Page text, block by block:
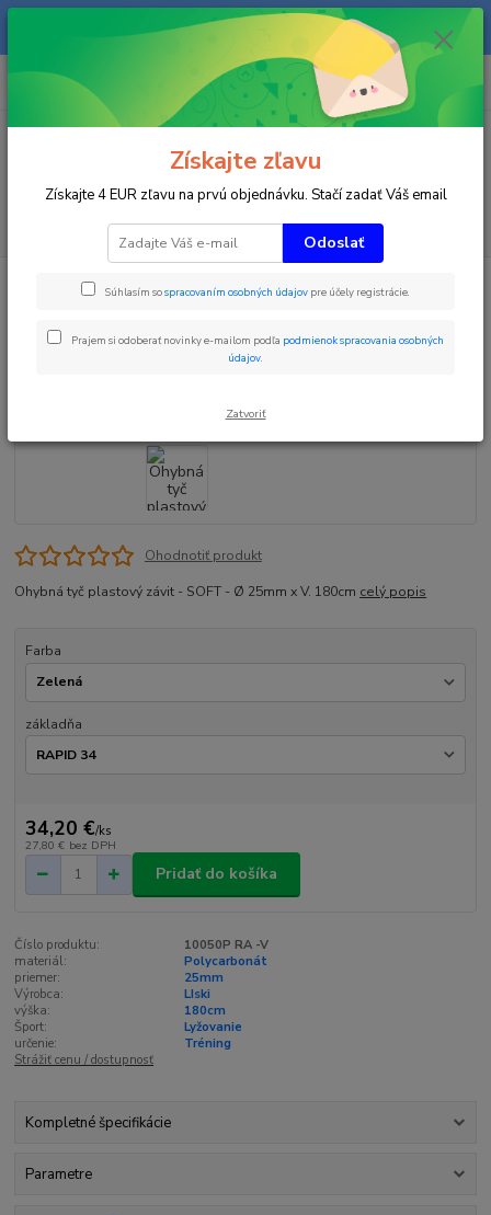
Na našom eshope sa priebežne pracuje a tovar sa priebežne dopĺňa. radi
Vás obslúžime i telefonicky na +421 911 906 066.
+421903906066
(Po-Pia, 9-16 hod.)
Zimné športy
Ohybná tyč plastový závit - SOFT
- 25MM RAPID 34
Ohodnotiť produkt
Ohybná tyč plastový závit - SOFT - Ø 25mm x V. 180cm celý popis
Farba
základňa
34,20 €/ks
27,80 € bez DPH
Pridať do košíka
Číslo produktu:
10050P RA -V
materiál:
Polycarbonát
priemer:
25mm
Výrobca:
LIski
výška:
180cm
Šport:
Lyžovanie
určenie:
Tréning
Strážiť cenu / dostupnosť
Kompletné špecifikácie
Parametre
Získajte zľavu
Získajte 4 EUR zľavu na prvú objednávku. Stačí zadať Váš email
Odoslať
Súhlasím sospracovaním osobných údajov pre účely registrácie.
Prajem si odoberať novinky e-mailom podľa podmienok spracovania osobných
údajov
Zatvoriť